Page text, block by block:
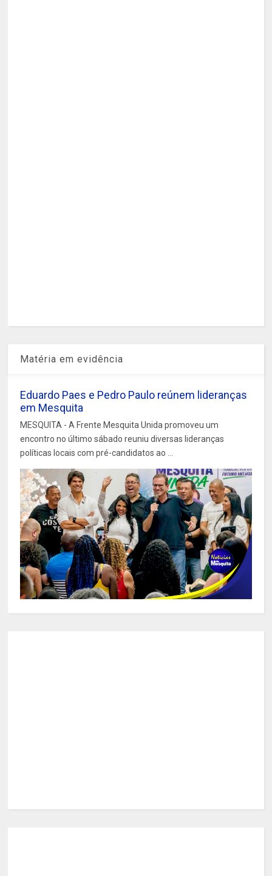
Matéria em evidência
Eduardo Paes e Pedro Paulo reúnem lideranças
em Mesquita
MESQUITA - A Frente Mesquita Unida promoveu um
encontro no último sábado reuniu diversas lideranças
políticas locais com pré-candidatos ao ...